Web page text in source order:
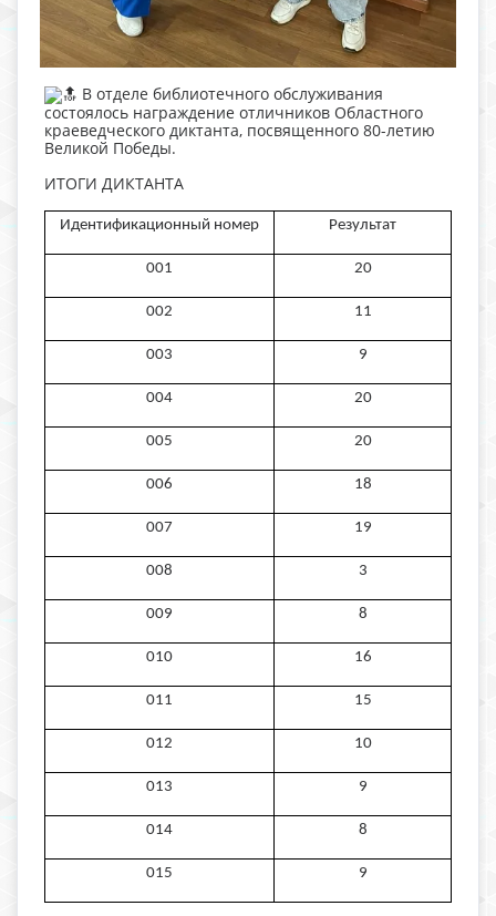
В отделе библиотечного обслуживания
состоялось награждение отличников Областного
краеведческого диктанта, посвященного 80-летию
Великой Победы.
ИТОГИ ДИКТАНТА
Идентификационный номер Результат
001 20
002 11
003 9
004 20
005 20
006 18
007 19
008 3
009 8
010 16
011 15
012 10
013 9
014 8
015 9